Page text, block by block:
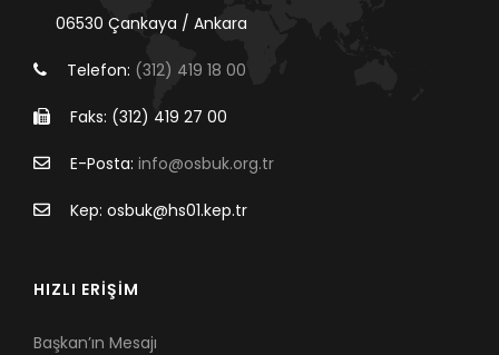
06530 Çankaya / Ankara
Telefon: (312) 419 18 00
Faks: (312) 419 27 00
E-Posta: info@osbuk.org.tr
Kep: osbuk@hs01.kep.tr
HIZLI ERİŞİM
Başkan’ın Mesajı